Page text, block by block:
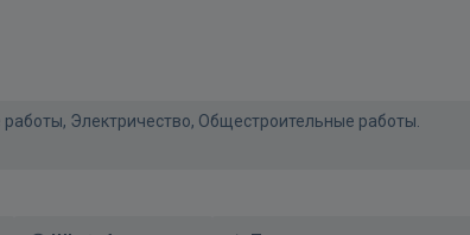
Электричество, Общестроительные работы.